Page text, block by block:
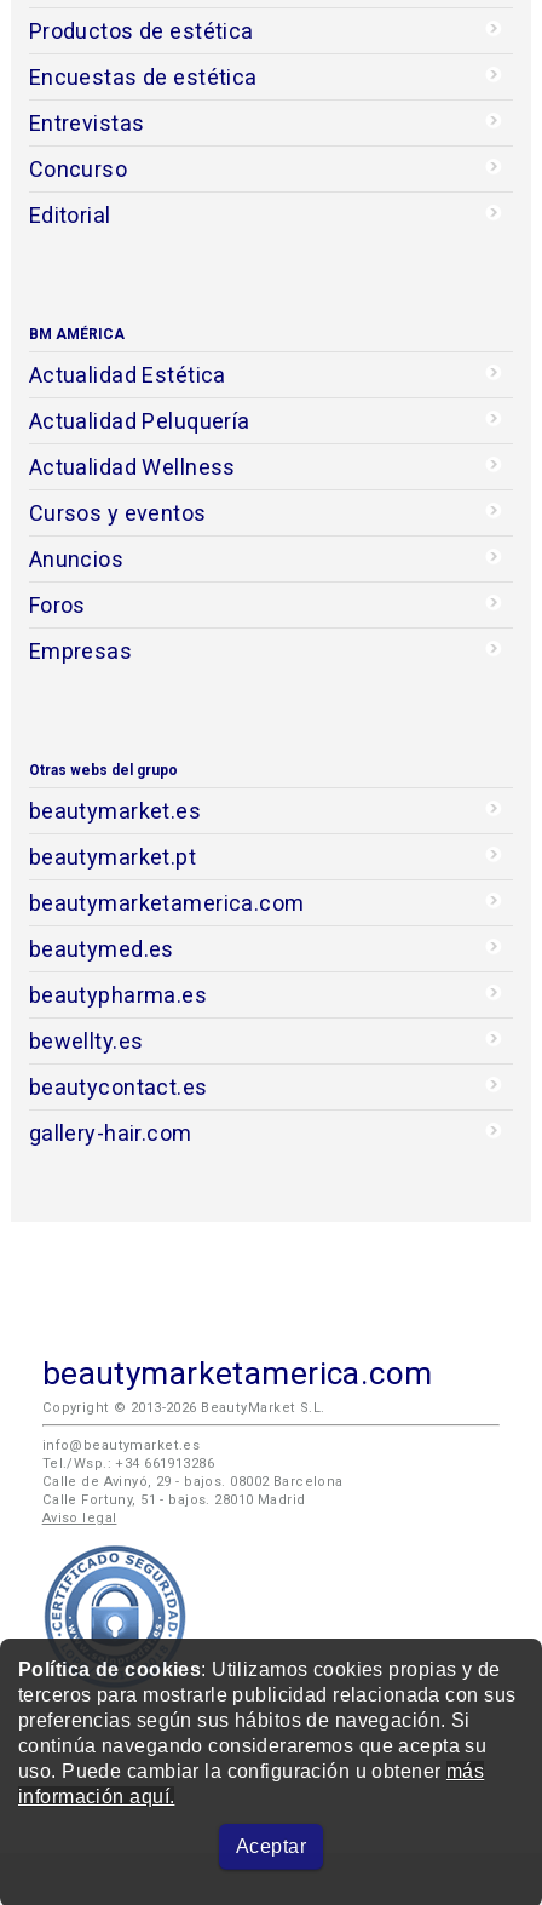
Política de cookies: Utilizamos cookies propias y de
terceros para mostrarle publicidad relacionada con sus
preferencias según sus hábitos de navegación. Si
continúa navegando consideraremos que acepta su
uso. Puede cambiar la configuración u obtener más
información aquí.
Aceptar
Productos de estética
Encuestas de estética
Entrevistas
Concurso
Editorial
BM AMÉRICA
Actualidad Estética
Actualidad Peluquería
Actualidad Wellness
Cursos y eventos
Anuncios
Foros
Empresas
Otras webs del grupo
beautymarket.es
beautymarket.pt
beautymarketamerica.com
beautymed.es
beautypharma.es
bewellty.es
beautycontact.es
gallery-hair.com
beautymarketamerica.com
Copyright © 2013-2026 BeautyMarket S.L.
info@beautymarket.es
Tel./Wsp.: +34 661913286
Calle de Avinyó, 29 - bajos. 08002 Barcelona
Calle Fortuny, 51 - bajos. 28010 Madrid
Aviso legal